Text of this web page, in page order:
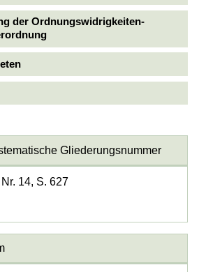
der Ordnungswidrigkeiten-
Gliederungsnummer
14, S. 627